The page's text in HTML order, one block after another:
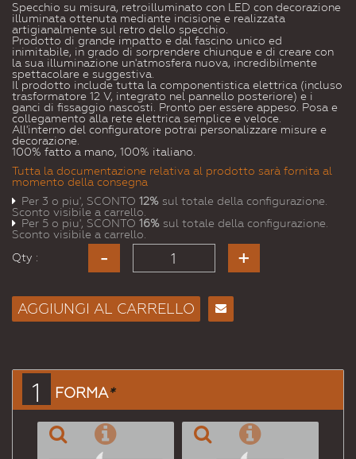
Specchio su misura, retroilluminato con LED con decorazione
illuminata ottenuta mediante incisione e realizzata
artigianalmente sul retro dello specchio.
Prodotto di grande impatto e dal fascino unico ed
inimitabile, in grado di sorprendere chiunque e di creare con
la sua illuminazione un'atmosfera nuova, incredibilmente
spettacolare e suggestiva.
Il prodotto include tutta la componentistica elettrica (incluso
trasformatore 12 V, integrato nel pannello posteriore) e i
ganci di fissaggio nascosti. Pronto per essere appeso. Posa e
collegamento alla rete elettrica semplice e veloce.
All'interno del configuratore potrai personalizzare misure e
decorazione.
100% fatto a mano, 100% italiano.
Tutta la documentazione relativa al prodotto sarà fornita al
momento della consegna
Per 3 o piu', SCONTO 12% sul totale della configurazione.
Sconto visibile a carrello.
Per 5 o piu', SCONTO 16% sul totale della configurazione.
Sconto visibile a carrello.
Qty :
AGGIUNGI AL CARRELLO
1 FORMA*